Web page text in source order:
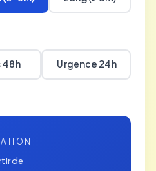
48h Urgence 24h
de